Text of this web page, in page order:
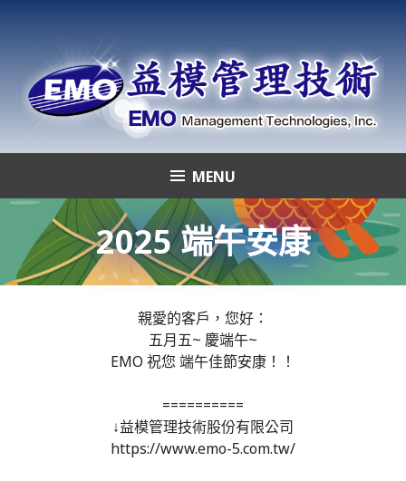
益模管理技術
MENU
2025 端午安康
親愛的客戶，您好：
五月五~ 慶端午~
EMO 祝您 端午佳節安康！！
==========
↓益模管理技術股份有限公司
https://www.emo-5.com.tw/